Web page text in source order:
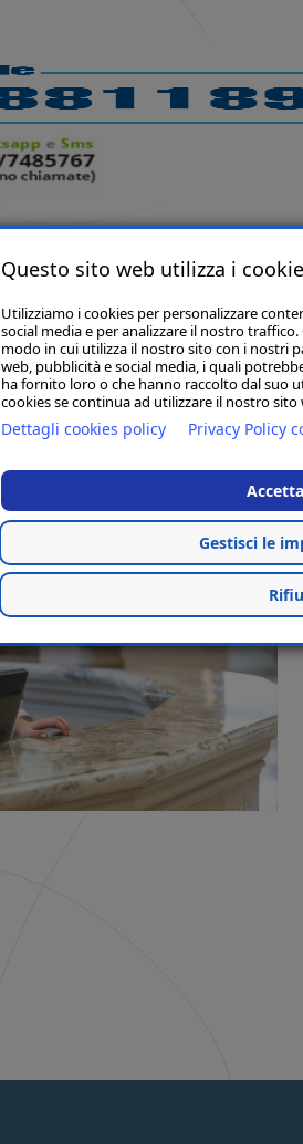
Questo sito web utilizza i cookie
Utilizziamo i cookies per personalizzare
social media e per analizzare il nostro
modo in cui utilizza il nostro sito con i nostri
web, pubblicità e social media, i quali
ha fornito loro o che hanno raccolto dal suo
cookies se continua ad utilizzare il nostro sito
Dettagli cookies policy Privacy Policy
Gestisci le